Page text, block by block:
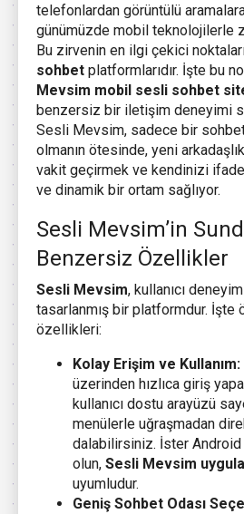
telefonlardan görüntülü
günümüzde mobil teknolojilerle
Bu zirvenin en ilgi çekici
sohbet platformlarıdır. İşte bu
Mevsim mobil sesli sohbet
benzersiz bir iletişim deneyimi
Sesli Mevsim, sadece bir
olmanın ötesinde, yeni
vakit geçirmek ve kendinizi
ve dinamik bir ortam sağlıyor.
Sesli Mevsim’in
Benzersiz Özellikler
Sesli Mevsim, kullanıcı
tasarlanmış bir platformdur. İşte
özellikleri:
Kolay Erişim ve Kullanım:
üzerinden hızlıca giriş
kullanıcı dostu arayüzü
menülerle uğraşmadan
dalabilirsiniz. İster Android
olun, Sesli Mevsim
uyumludur.
Geniş Sohbet Odası